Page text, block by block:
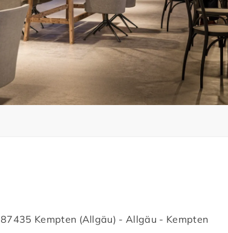
87435 Kempten (Allgäu) - Allgäu - Kempten